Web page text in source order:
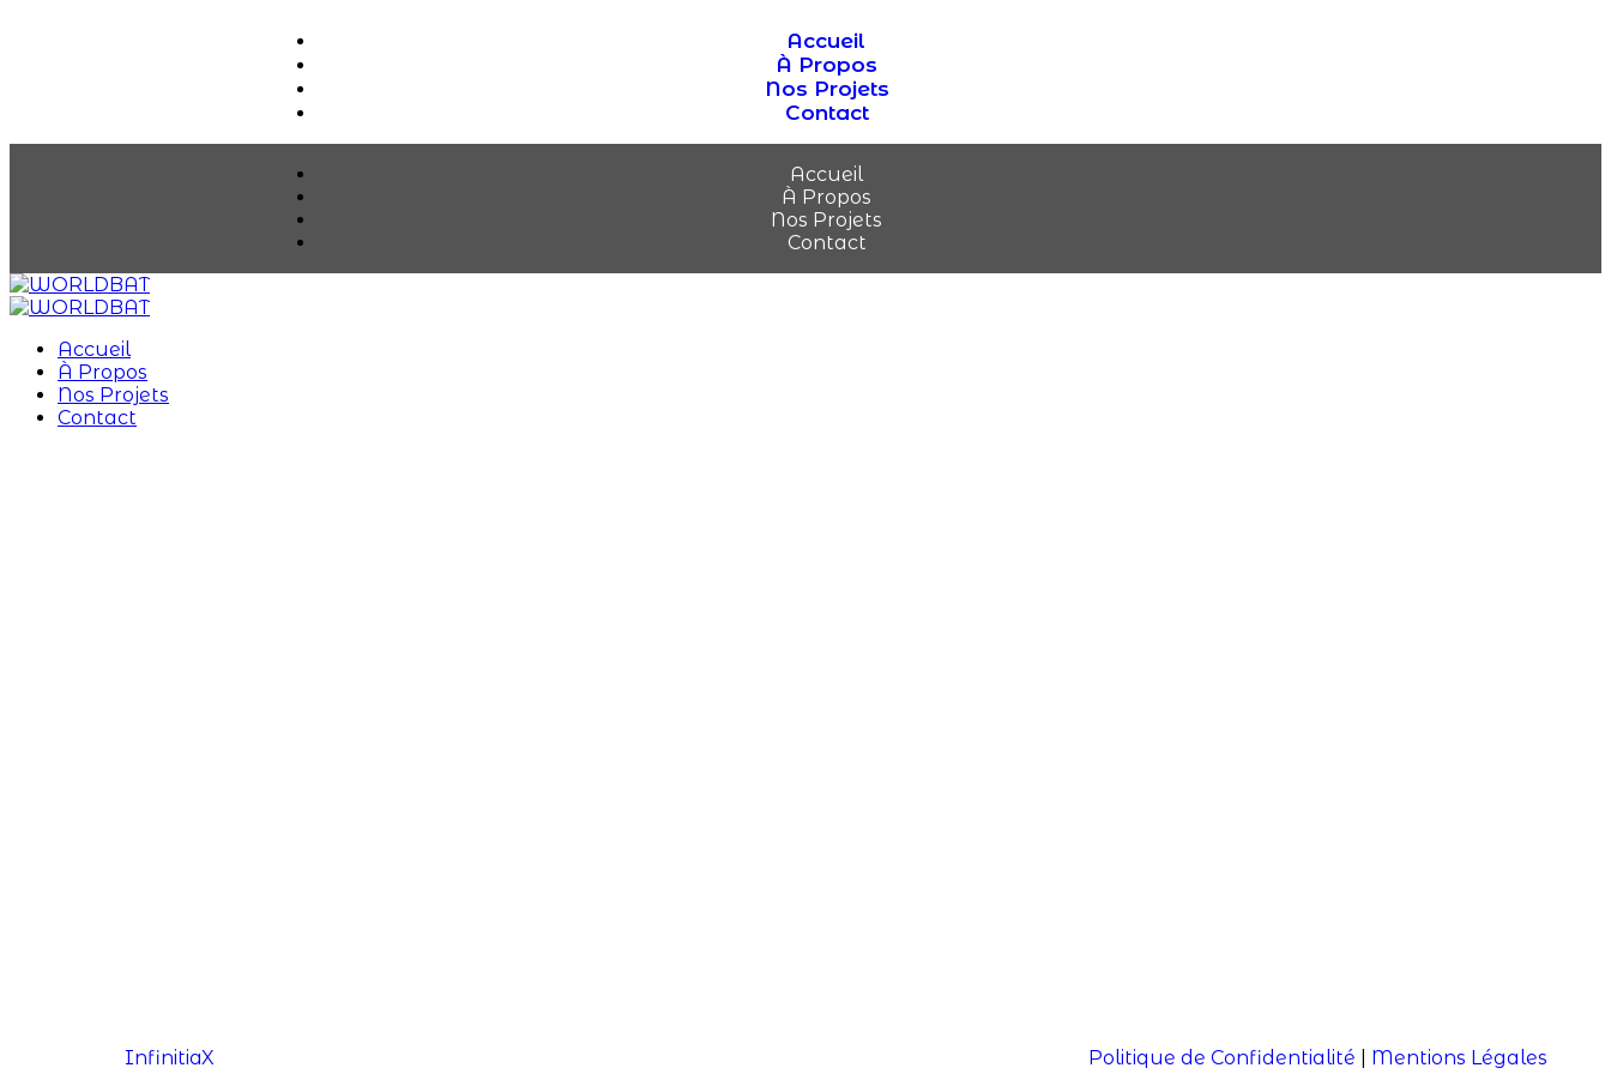
Accueil
À Propos
Nos Projets
Contact
Accueil
À Propos
Nos Projets
Contact
Accueil
À Propos
Nos Projets
Contact
InfinitiaX Politique de Confidentialité Mentions Légales